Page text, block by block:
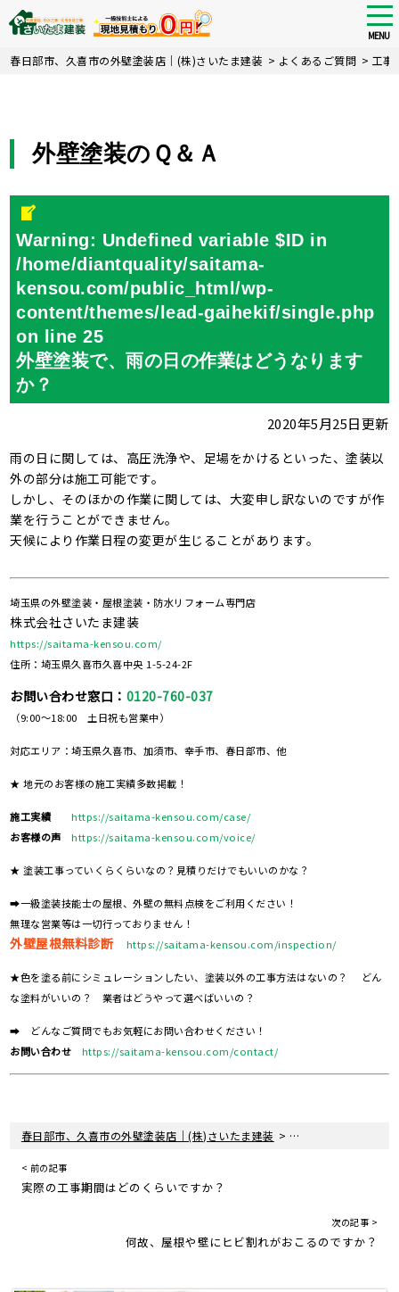
Skip
MENU
春日部市、久喜市の外壁塗装店｜(株)さいたま建装 > よくあるご質問 > 工事
外壁塗装のＱ＆Ａ
Warning: Undefined variable $ID in
/home/diantquality/saitama-
kensou.com/public_html/wp-
content/themes/lead-gaihekif/single.php
on line25
外壁塗装で、雨の日の作業はどうなります
か？
2020年5月25日更新
雨の日に関しては、高圧洗浄や、足場をかけるといった、塗装以
外の部分は施工可能です。
しかし、そのほかの作業に関しては、大変申し訳ないのですが作
業を行うことができません。
天候により作業日程の変更が生じることがあります。
埼玉県の外壁塗装・屋根塗装・防水リフォーム専門店
株式会社さいたま建装
https://saitama-kensou.com/
住所：埼玉県久喜市久喜中央 1-5-24-2F
お問い合わせ窓口： 0120-760-037
（9:00～18:00 土日祝も営業中）
対応エリア：埼玉県久喜市、加須市、幸手市、春日部市、他
★ 地元のお客様の施工実績多数掲載！
施工実績
https://saitama-kensou.com/case/
お客様の声
https://saitama-kensou.com/voice/
★ 塗装工事っていくらくらいなの？見積りだけでもいいのかな？
➡一級塗装技能士の屋根、外壁の無料点検をご利用ください！
無理な営業等は一切行っておりません！
外壁屋根無料診断 https://saitama-kensou.com/inspection/
★色を塗る前にシミュレーションしたい、塗装以外の工事方法はないの？ どん
な塗料がいいの？ 業者はどうやって選べばいいの？
➡ どんなご質問でもお気軽にお問い合わせください！
お問い合わせ
https://saitama-kensou.com/contact/
春日部市、久喜市の外壁塗装店｜(株)さいたま建装 > よくあるご質問
< 前の記事
実際の工事期間はどのくらいですか？
次の記事 >
何故、屋根や壁にヒビ割れがおこるのですか？